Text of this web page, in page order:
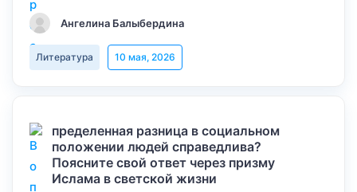
Ангелина Балыбердина
Литература 10 мая, 2026
пределенная разница в социальном
положении людей справедлива?
Поясните свой ответ через призму
Ислама в светской жизни